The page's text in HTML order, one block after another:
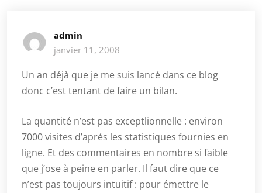
admin
janvier 11, 2008
Un an déjà que je me suis lancé dans ce blog
donc c’est tentant de faire un bilan.
La quantité n’est pas exceptlionnelle : environ
7000 visites d’aprés les statistiques fournies en
ligne. Et des commentaires en nombre si faible
que j’ose à peine en parler. Il faut dire que ce
n’est pas toujours intuitif : pour émettre le